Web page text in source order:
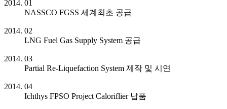
2014. 01
NASSCO FGSS 세계최초 공급
2014. 02
LNG Fuel Gas Supply System 공급
2014. 03
Partial Re-Liquefaction System 제작 및 시연
2014. 04
Ichthys FPSO Project Caloriflier 납품